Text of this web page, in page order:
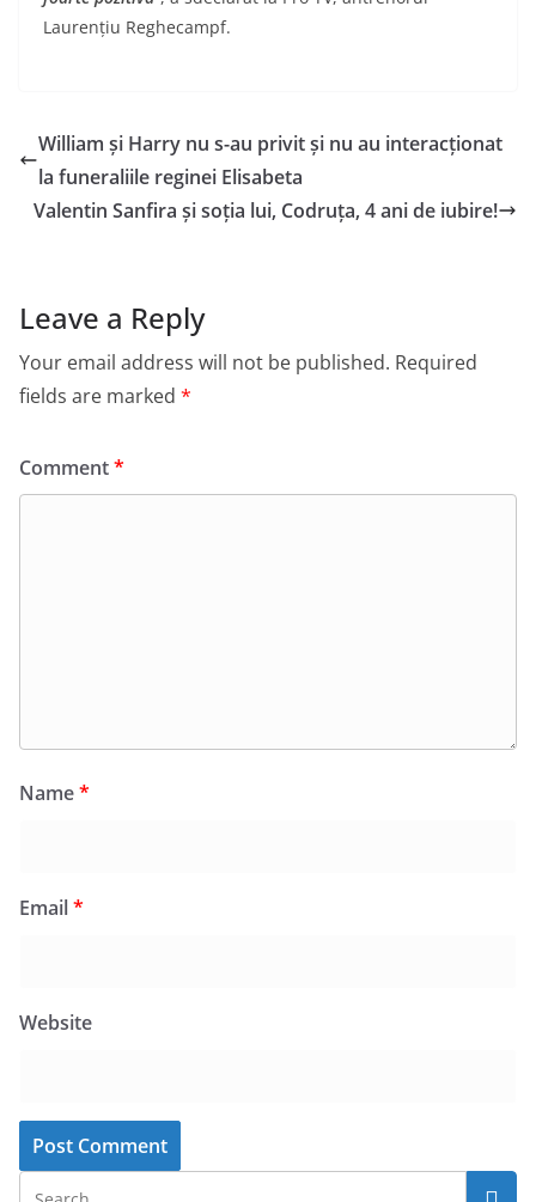
Laurențiu Reghecampf.
William și Harry nu s-au privit și nu au interacționat
la funeraliile reginei Elisabeta
Valentin Sanfira și soția lui, Codruța, 4 ani de iubire!
Leave a Reply
Your email address will not be published. Required
fields are marked *
Comment*
Name*
Email*
Website